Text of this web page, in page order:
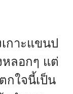
กาะแขนป
หลอกๆ แต่
กใจนี้เป็น